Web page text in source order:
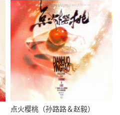
点火樱桃（孙路路＆赵毅）